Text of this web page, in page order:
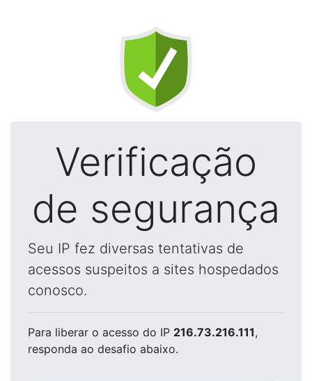
Verificação
de segurança
Seu IP fez diversas tentativas de
acessos suspeitos a sites hospedados
conosco.
Para liberar o acesso do IP 216.73.216.111,
responda ao desafio abaixo.